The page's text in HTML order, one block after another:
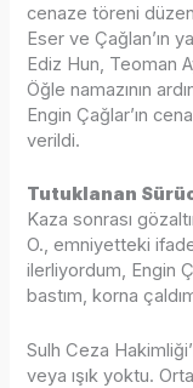
cenaze töreni
Eser ve Çağlan’ın
Ediz Hun, Teoman
Öğle namazının
Engin Çağlar’ın
verildi.
Tutuklanan
Kaza sonrası
O., emniyetteki
ilerliyordum, Engin
bastım, korna
Sulh Ceza
veya ışık yoktu.